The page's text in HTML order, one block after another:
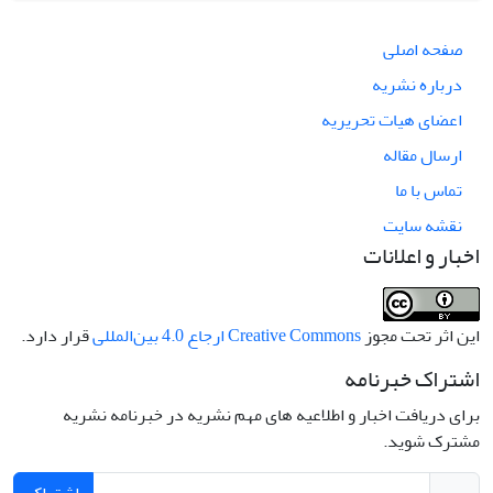
صفحه اصلی
درباره نشریه
اعضای هیات تحریریه
ارسال مقاله
تماس با ما
نقشه سایت
اخبار و اعلانات
این اثر تحت مجوزCreative Commons ارجاع 4.0 بین‌المللی قرار دارد.
اشتراک خبرنامه
برای دریافت اخبار و اطلاعیه های مهم نشریه در خبرنامه نشریه
مشترک شوید.